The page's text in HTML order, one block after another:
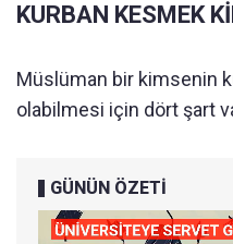
KURBAN KESMEK
Müslüman bir kimsenin
olabilmesi için dört şart
GÜNÜN ÖZETİ